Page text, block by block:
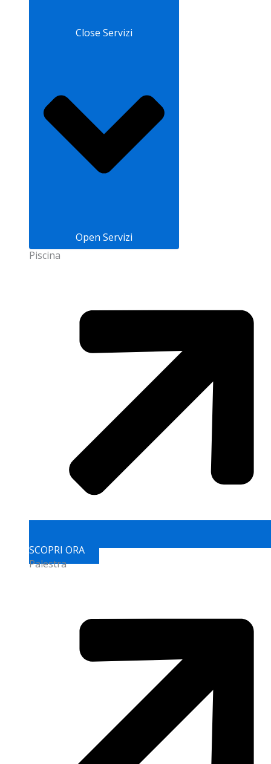
Close Servizi
Open Servizi
Piscina
SCOPRI ORA
Palestra